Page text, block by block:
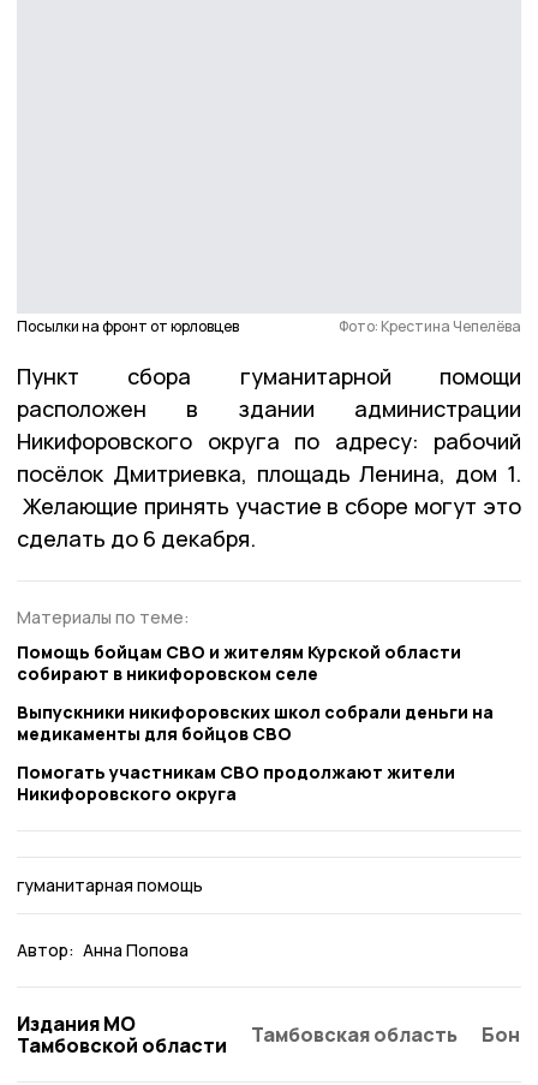
Посылки на фронт от юрловцев Фото: Крестина Чепелёва
Пункт сбора гуманитарной помощи
расположен в здании администрации
Никифоровского округа по адресу: рабочий
посёлок Дмитриевка, площадь Ленина, дом 1.
Желающие принять участие в сборе могут это
сделать до 6 декабря.
Материалы по теме:
Помощь бойцам СВО и жителям Курской области
собирают в никифоровском селе
Выпускники никифоровских школ собрали деньги на
медикаменты для бойцов СВО
Помогать участникам СВО продолжают жители
Никифоровского округа
гуманитарная помощь
Автор: Анна Попова
Издания МО
Тамбовской области
Тамбовская область